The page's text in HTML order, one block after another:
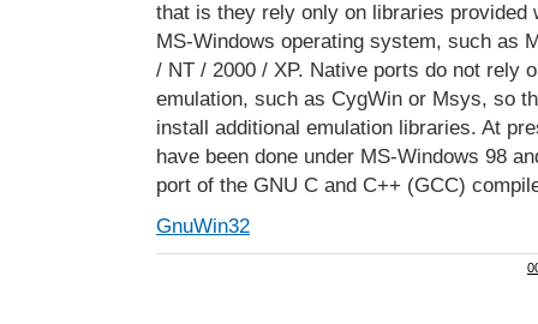
that is they rely only on libraries provided
MS-Windows operating system, such as
/ NT / 2000 / XP. Native ports do not rely
emulation, such as CygWin or Msys, so
install additional emulation libraries. At
have been done under MS-Windows 98
port of the GNU C and C++ (GCC)
GnuWin32